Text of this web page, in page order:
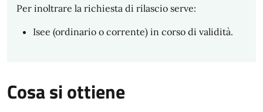
Per inoltrare la richiesta di rilascio serve:
Isee (ordinario o corrente) in corso di validità.
Cosa si ottiene